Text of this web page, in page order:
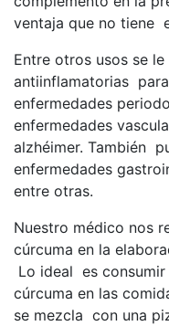
ventaja que no tiene
Entre otros usos se
antiinflamatorias
enfermedades
enfermedades
alzhéimer. También
enfermedades
entre otras.
Nuestro médico nos
cúrcuma en la
Lo ideal es
cúrcuma en las
se mezcla con una